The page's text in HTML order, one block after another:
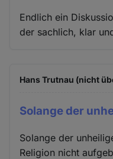
Endlich ein
der sachlich, klar
Hans Trutnau (nicht
Solange der
Solange der
Religion nicht